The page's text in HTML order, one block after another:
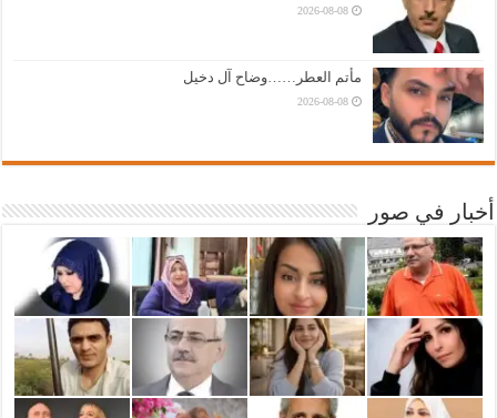
2026-08-08
مأتم العطر……وضاح آل دخيل
2026-08-08
أخبار في صور